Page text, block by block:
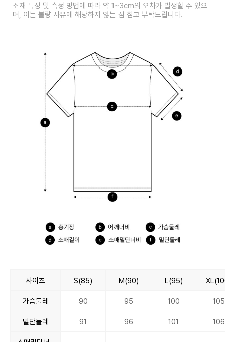
소재 특성 및 측정 방법에 따라 약 1~3cm의 오차가 발생할 수 있으
며, 이는 불량 사유에 해당하지 않는 점 참고 부탁드립니다.
사이즈 S(85) M(90) L(95)
가슴둘레 90 95 100 105
밑단둘레 91 96 101 106